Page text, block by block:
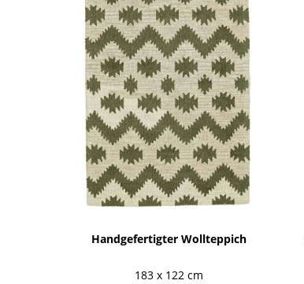
Handgefertigter Wollteppich
183 x 122 cm